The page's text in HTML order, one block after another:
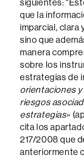
que la
imparcial, clara
sino que
manera
sobre los
estrategias de
orientaciones
riesgos
estrategias»
cita los
217/2008 que
anteriormente